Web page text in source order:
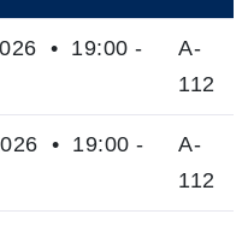
• 19:00 -
A-
112
• 19:00 -
A-
112